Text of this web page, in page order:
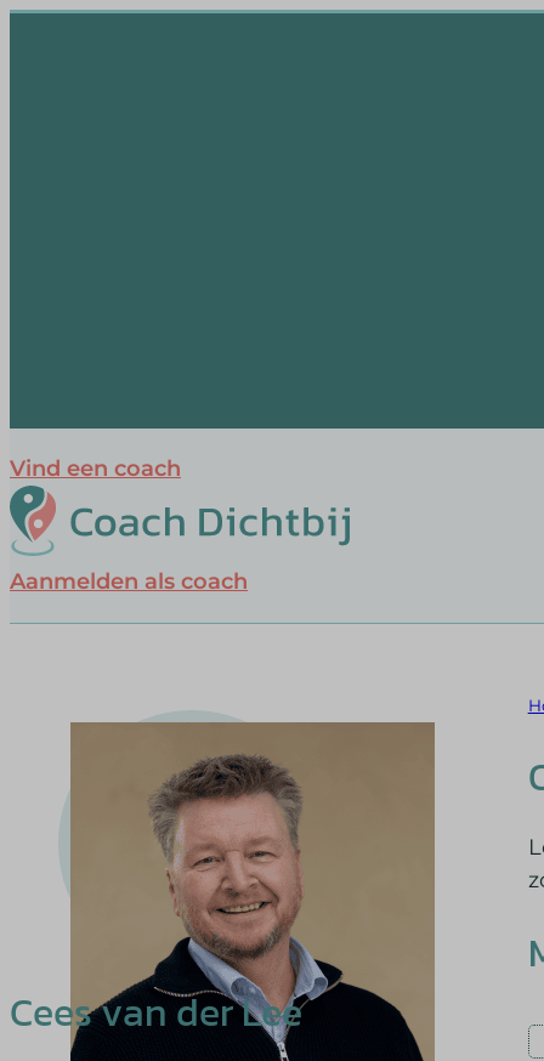
Vind een coach
Aanmelden als coach
Cees van der Lee